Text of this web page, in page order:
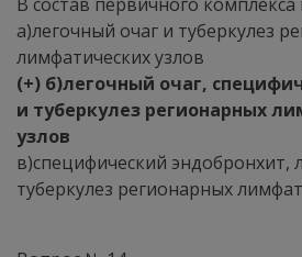
а)легочный очаг и туберкулез
лимфатических узлов
(+) б)легочный очаг,
и туберкулез регионарных
узлов
в)специфический эндобронхит,
туберкулез регионарных